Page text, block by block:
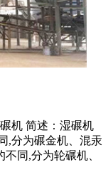
机 简述：湿碾机
,分为碾金机、混汞
同,分为轮碾机、